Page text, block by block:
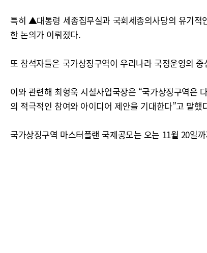
특히 ▲대통령 세종집무실과 국회세종의사당의 유기
한 논의가 이뤄졌다.
또 참석자들은 국가상징구역이 우리나라 국정운영의
이와 관련해 최형욱 시설사업국장은 “국가상징구역은
의 적극적인 참여와 아이디어 제안을 기대한다”고 말했
국가상징구역 마스터플랜 국제공모는 오는 11월 20일